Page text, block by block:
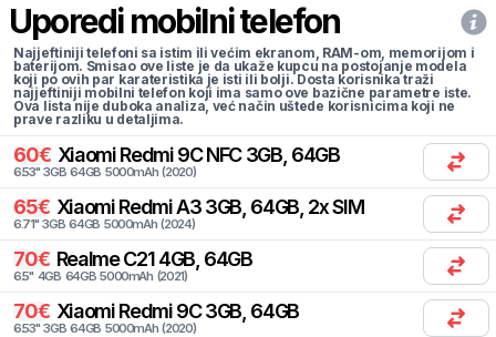
Uporedi mobilni telefon
Najjeftiniji telefoni sa istim ili većim ekranom, RAM-om, memorijom i
baterijom. Smisao ove liste je da ukaže kupcu na postojanje modela
koji po ovih par karateristika je isti ili bolji. Dosta korisnika traži
najjeftiniji mobilni telefon koji ima samo ove bazične parametre iste.
Ova lista nije duboka analiza, već način uštede korisnicima koji ne
prave razliku u detaljima.
60€ Xiaomi Redmi 9C NFC 3GB, 64GB
6.53" 3GB 64GB 5000mAh (2020)
65€ Xiaomi Redmi A3 3GB, 64GB, 2x SIM
6.71" 3GB 64GB 5000mAh (2024)
70€ Realme C21 4GB, 64GB
6.5" 4GB 64GB 5000mAh (2021)
70€ Xiaomi Redmi 9C 3GB, 64GB
6.53" 3GB 64GB 5000mAh (2020)